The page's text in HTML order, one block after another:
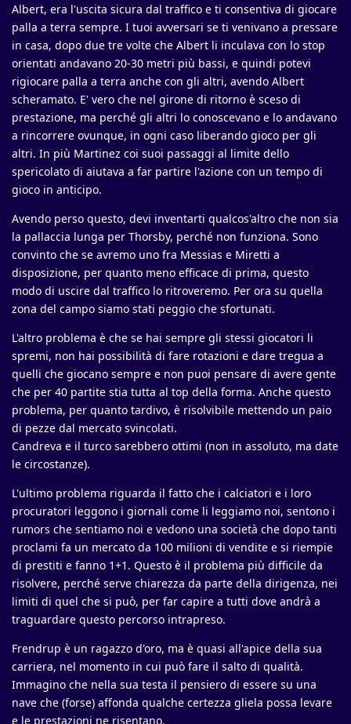
Albert, era l'uscita sicura dal traffico e ti consentiva di giocare
palla a terra sempre. I tuoi avversari se ti venivano a pressare
in casa, dopo due tre volte che Albert li inculava con lo stop
orientati andavano 20-30 metri più bassi, e quindi potevi
rigiocare palla a terra anche con gli altri, avendo Albert
scheramato. E' vero che nel girone di ritorno è sceso di
prestazione, ma perché gli altri lo conoscevano e lo andavano
a rincorrere ovunque, in ogni caso liberando gioco per gli
altri. In più Martinez coi suoi passaggi al limite dello
spericolato di aiutava a far partire l'azione con un tempo di
gioco in anticipo.
Avendo perso questo, devi inventarti qualcos'altro che non sia
la pallaccia lunga per Thorsby, perché non funziona. Sono
convinto che se avremo uno fra Messias e Miretti a
disposizione, per quanto meno efficace di prima, questo
modo di uscire dal traffico lo ritroveremo. Per ora su quella
zona del campo siamo stati peggio che sfortunati.
L'altro problema è che se hai sempre gli stessi giocatori li
spremi, non hai possibilità di fare rotazioni e dare tregua a
quelli che giocano sempre e non puoi pensare di avere gente
che per 40 partite stia tutta al top della forma. Anche questo
problema, per quanto tardivo, è risolvibile mettendo un paio
di pezze dal mercato svincolati.
Candreva e il turco sarebbero ottimi (non in assoluto, ma date
le circostanze).
L'ultimo problema riguarda il fatto che i calciatori e i loro
procuratori leggono i giornali come li leggiamo noi, sentono i
rumors che sentiamo noi e vedono una società che dopo tanti
proclami fa un mercato da 100 milioni di vendite e si riempie
di prestiti e fanno 1+1. Questo è il problema più difficile da
risolvere, perché serve chiarezza da parte della dirigenza, nei
limiti di quel che si può, per far capire a tutti dove andrà a
traguardare questo percorso intrapreso.
Frendrup è un ragazzo d'oro, ma è quasi all'apice della sua
carriera, nel momento in cui può fare il salto di qualità.
Immagino che nella sua testa il pensiero di essere su una
nave che (forse) affonda qualche certezza gliela possa levare
e le prestazioni ne risentano.